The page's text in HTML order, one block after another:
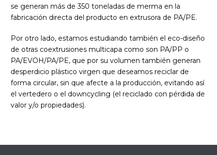
se generan más de 350 toneladas de merma en la
fabricación directa del producto en extrusora de PA/PE.
Por otro lado, estamos estudiando también el eco-diseño
de otras coextrusiones multicapa como son PA/PP o
PA/EVOH/PA/PE, que por su volumen también generan
desperdicio plástico virgen que deseamos reciclar de
forma circular, sin que afecte a la producción, evitando así
el vertedero o el downcycling (el reciclado con pérdida de
valor y/o propiedades).